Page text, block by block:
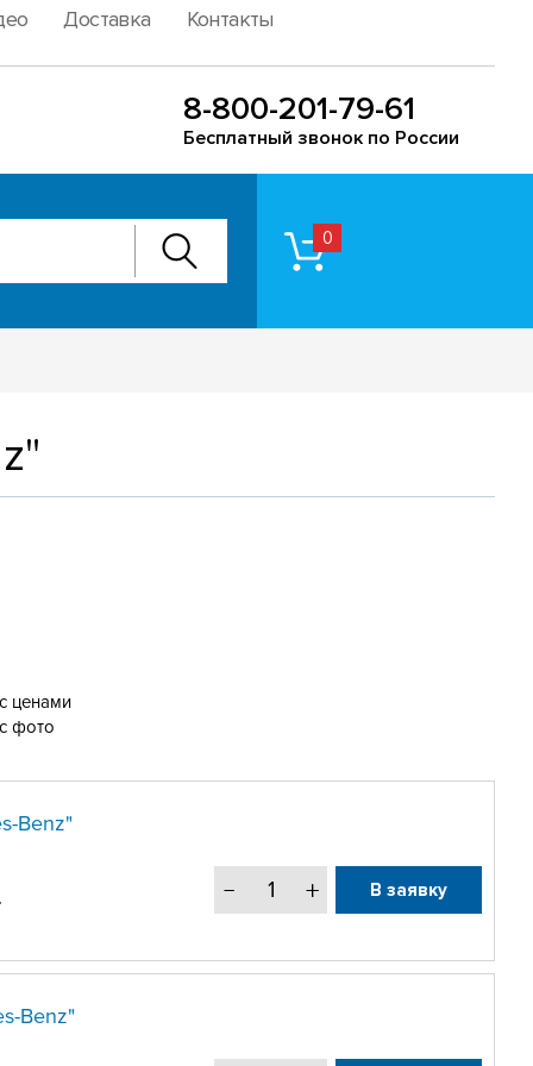
Доставка
Контакты
8-800-201-79-61
Бесплатный звонок по России
0
с ценами
с фото
Benz"
В заявку
Benz"